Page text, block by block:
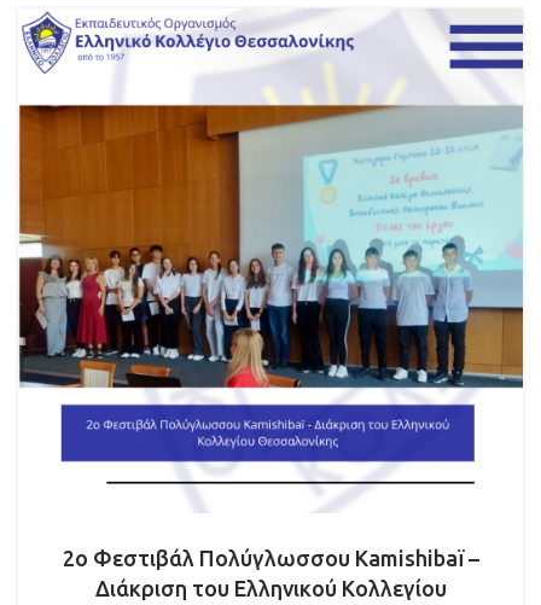
2ο Φεστιβάλ Πολύγλωσσου Kamishibaï –
Διάκριση του Ελληνικού Κολλεγίου